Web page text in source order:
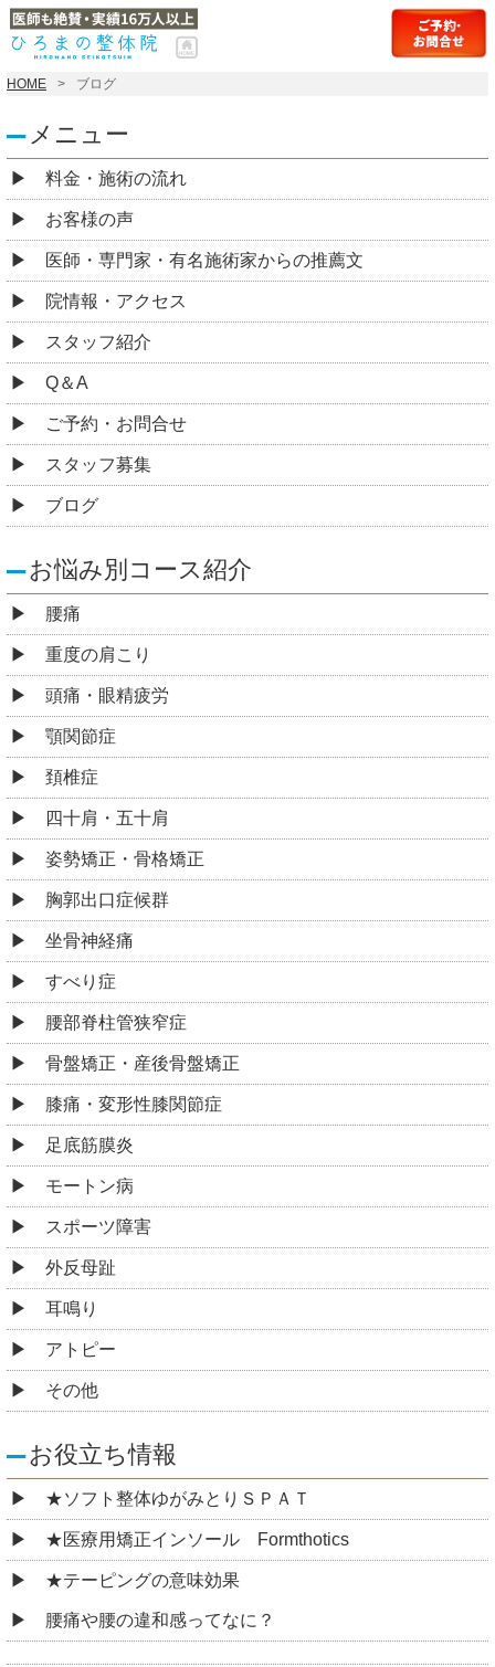
HOME ブログ
メニュー
料金・施術の流れ
お客様の声
医師・専門家・有名施術家からの推薦文
院情報・アクセス
スタッフ紹介
Q＆A
ご予約・お問合せ
スタッフ募集
ブログ
お悩み別コース紹介
腰痛
重度の肩こり
頭痛・眼精疲労
顎関節症
頚椎症
四十肩・五十肩
姿勢矯正・骨格矯正
胸郭出口症候群
坐骨神経痛
すべり症
腰部脊柱管狭窄症
骨盤矯正・産後骨盤矯正
膝痛・変形性膝関節症
足底筋膜炎
モートン病
スポーツ障害
外反母趾
耳鳴り
アトピー
その他
お役立ち情報
★ソフト整体ゆがみとりＳＰＡＴ
★医療用矯正インソール Formthotics
★テーピングの意味効果
腰痛や腰の違和感ってなに？